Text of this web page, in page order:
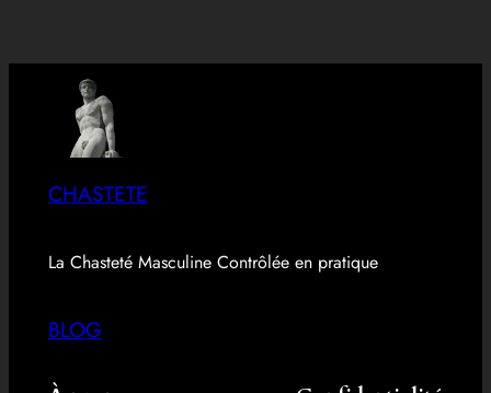
CHASTETE
La Chasteté Masculine Contrôlée en pratique
BLOG